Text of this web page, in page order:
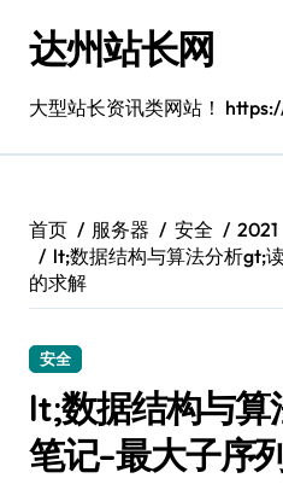
达州站长网
大型站长资讯类网站！
首页 服务器 安全
2021
lt;数据结构与算法分析gt;
的求解
安全
lt;数据结构与
笔记–最大子序